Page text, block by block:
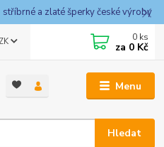
a zlaté šperky české výroby
Menu
Hledat
0 ks
za 0 Kč